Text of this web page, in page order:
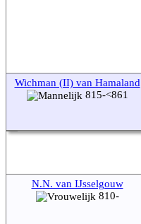
Wichman (II) van Hamaland
815-<861
N.N. van IJsselgouw
810-